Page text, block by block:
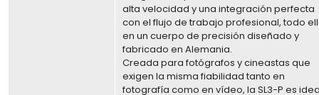
alta velocidad y una integración perfecta
con el flujo de trabajo profesional, todo
en un cuerpo de precisión diseñado y
fabricado en Alemania.
Creada para fotógrafos y cineastas que
exigen la misma fiabilidad tanto en
fotografía como en vídeo, la SL3-P es